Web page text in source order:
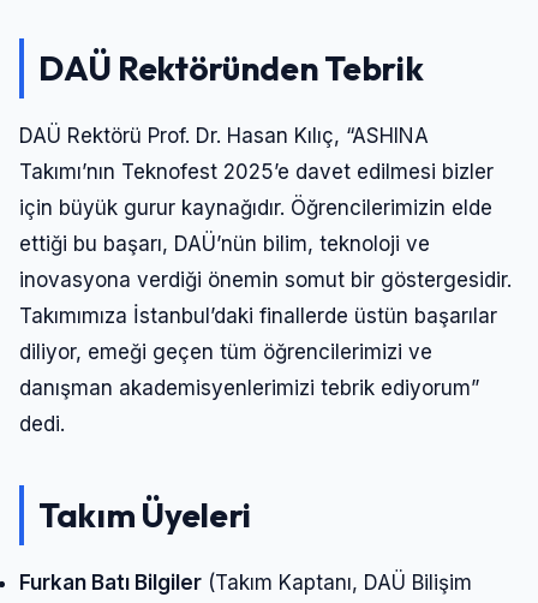
DAÜ Rektöründen Tebrik
DAÜ Rektörü Prof. Dr. Hasan Kılıç, “ASHINA
Takımı’nın Teknofest 2025’e davet edilmesi bizler
için büyük gurur kaynağıdır. Öğrencilerimizin elde
ettiği bu başarı, DAÜ’nün bilim, teknoloji ve
inovasyona verdiği önemin somut bir göstergesidir.
Takımımıza İstanbul’daki finallerde üstün başarılar
diliyor, emeği geçen tüm öğrencilerimizi ve
danışman akademisyenlerimizi tebrik ediyorum”
dedi.
Takım Üyeleri
Furkan Batı Bilgiler (Takım Kaptanı, DAÜ Bilişim